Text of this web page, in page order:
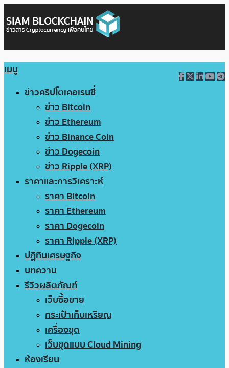
เมนู
ข่าวคริปโตเคอเรนซี่
ข่าว Bitcoin
ข่าว Ethereum
ข่าว Binance Coin
ข่าว Dogecoin
ข่าว Ripple (XRP)
ราคาและการวิเคราะห์
ราคา Bitcoin
ราคา Ethereum
ราคา Dogecoin
ราคา Ripple (XRP)
ปฏิทินเศรษฐกิจ
บทความ
รีวิวผลิตภัณฑ์
เว็บซื้อขาย
กระเป๋าเก็บเหรียญ
เครื่องขุด
เว็บขุดแบบ Cloud Mining
ห้องเรียน